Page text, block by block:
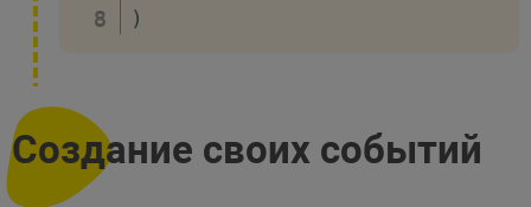
)
Создание своих событий